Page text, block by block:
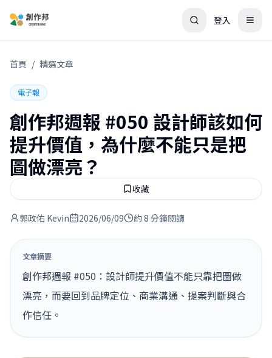
登入
首頁 / 精選文章
電子報
創作邦週報 #050 設計師該如何
提升價值，為什麼不能只是把
圖做漂亮？
收藏
郭政佑 Kevin 2026/06/09 約 8 分鐘閱讀
文章摘要
創作邦週報 #050：設計師提升價值不能只靠把圖做
漂亮，而要回到品牌定位、商業溝通、提案判斷與合
作信任。